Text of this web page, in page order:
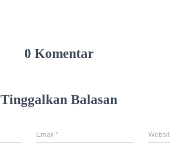
0 Komentar
Tinggalkan Balasan
Email*